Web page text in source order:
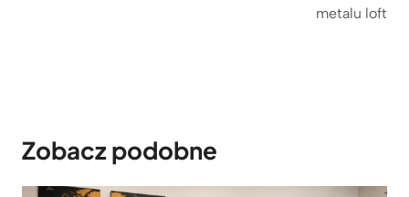
metalu loft
Zobacz podobne